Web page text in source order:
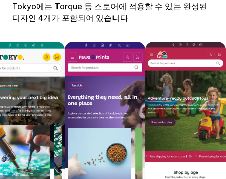
Tokyo에는 Torque 등 스토어에 적용할 수 있는 완성된
디자인 4개가 포함되어 있습니다